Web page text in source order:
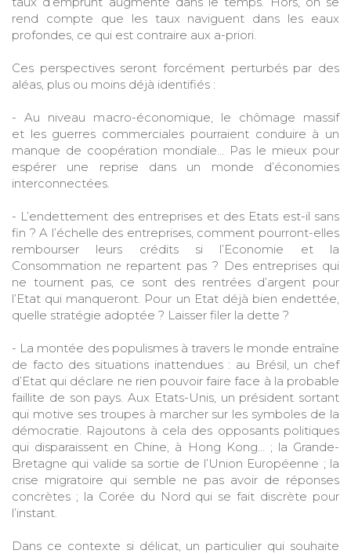
rend compte que les taux naviguent dans les eaux
profondes, ce qui est contraire aux a-priori.
Ces perspectives seront forcément perturbés par des
aléas, plus ou moins déjà identifiés :
- Au niveau macro-économique, le chômage massif
et les guerres commerciales pourraient conduire à un
manque de coopération mondiale… Pas le mieux pour
espérer une reprise dans un monde d’économies
interconnectées.
- L’endettement des entreprises et des Etats est-il sans
fin ? A l’échelle des entreprises, comment pourront-elles
rembourser leurs crédits si l’Economie et la
Consommation ne repartent pas ? Des entreprises qui
ne tournent pas, ce sont des rentrées d’argent pour
l’Etat qui manqueront. Pour un Etat déjà bien endettée,
quelle stratégie adoptée ? Laisser filer la dette ?
- La montée des populismes à travers le monde entraîne
de facto des situations inattendues : au Brésil, un chef
d’Etat qui déclare ne rien pouvoir faire face à la probable
faillite de son pays. Aux Etats-Unis, un président sortant
qui motive ses troupes à marcher sur les symboles de la
démocratie. Rajoutons à cela des opposants politiques
qui disparaissent en Chine, à Hong Kong… ; la Grande-
Bretagne qui valide sa sortie de l’Union Européenne ; la
crise migratoire qui semble ne pas avoir de réponses
concrètes ; la Corée du Nord qui se fait discrète pour
l’instant.
Dans ce contexte si délicat, un particulier qui souhaite